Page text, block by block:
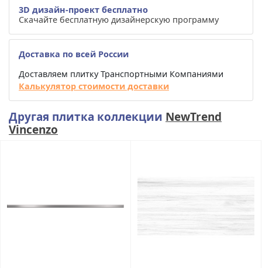
3D дизайн-проект бесплатно
Скачайте бесплатную дизайнерскую программу
Доставка по всей России
Доставляем плитку Транспортными Компаниями
Калькулятор стоимости доставки
Другая плитка коллекции NewTrend
Vincenzo